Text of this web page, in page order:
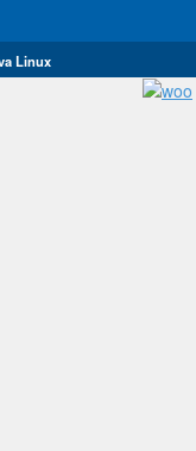
Linux